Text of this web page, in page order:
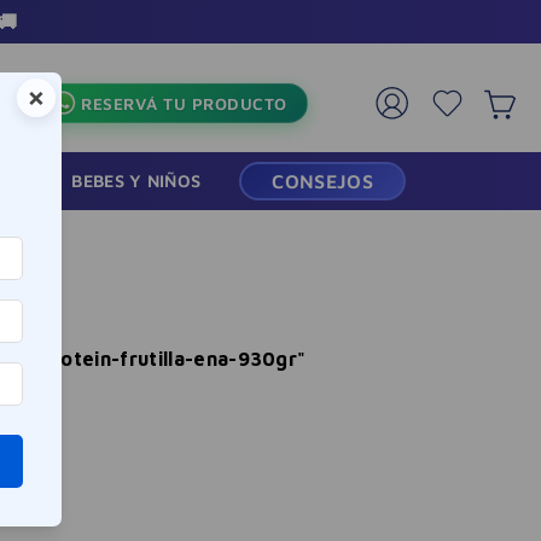
RESERVÁ TU PRODUCTO
BEBES Y NIÑOS CONSEJOS
protein-frutilla-ena-930gr"
×